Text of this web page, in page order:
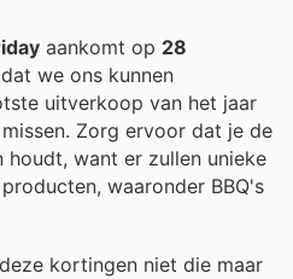
aankomt op 28
we ons kunnen
uitverkoop van het jaar
Zorg ervoor dat je de
houdt, want er zullen unieke
waaronder BBQ's
kortingen niet die maar